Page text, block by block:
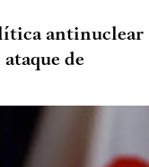
antinuclear
ataque de